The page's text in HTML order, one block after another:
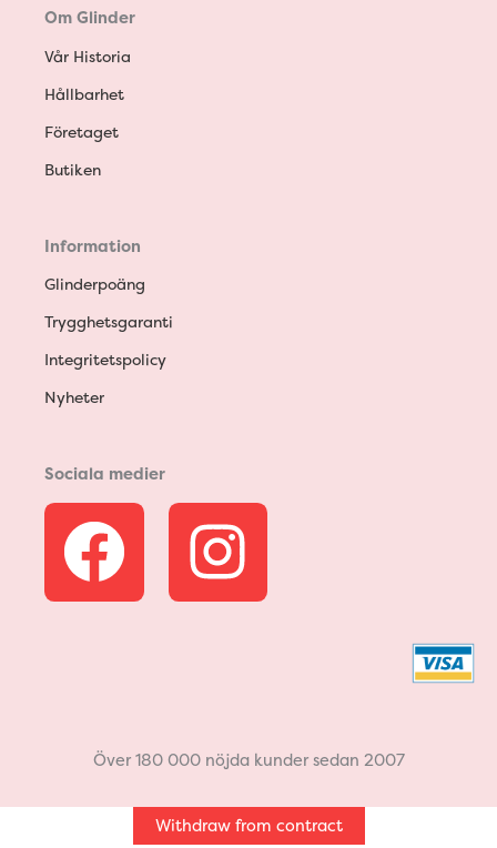
Om Glinder
Vår Historia
Hållbarhet
Företaget
Butiken
Information
Glinderpoäng
Trygghetsgaranti
Integritetspolicy
Nyheter
Sociala medier
F
a
b
I
n
a
Över 180 000 nöjda kunder sedan 2007
Withdraw from contract